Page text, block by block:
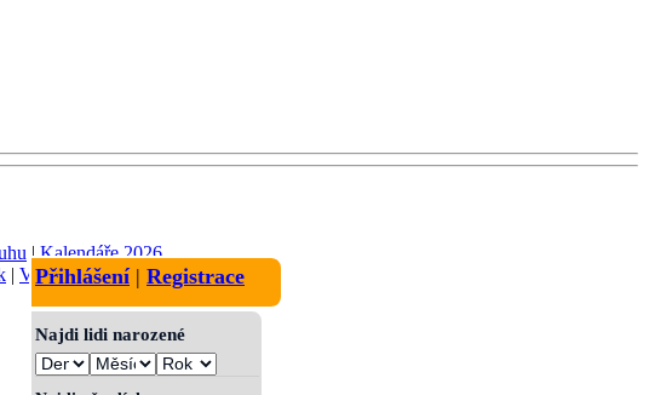
Přihlášení| Registrace
Najdi lidi narozené
| Kalendáře 2026
| Význam jmen